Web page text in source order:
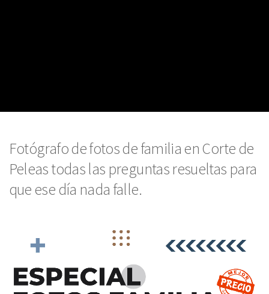
Fotógrafo de fotos de familia en Corte de
Peleas todas las preguntas resueltas para
que ese día nada falle.